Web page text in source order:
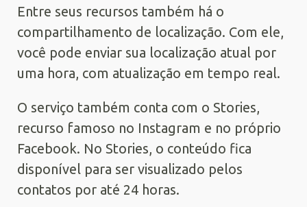
Entre seus recursos também há o
compartilhamento de localização. Com ele,
você pode enviar sua localização atual por
uma hora, com atualização em tempo real.
O serviço também conta com o Stories,
recurso famoso no Instagram e no próprio
Facebook. No Stories, o conteúdo fica
disponível para ser visualizado pelos
contatos por até 24 horas.